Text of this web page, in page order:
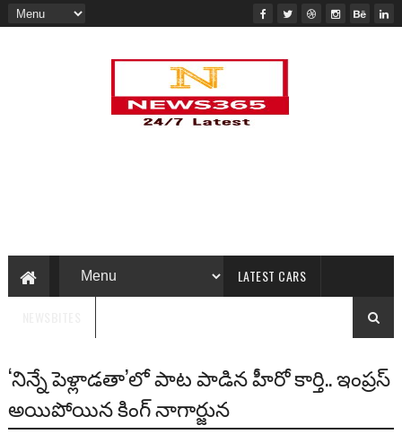
LATEST CARS
‘నిన్నే పెళ్లాడతా’లో పాట పాడిన హీరో కార్తి.. ఇంప్రస్
అయిపోయిన కింగ్ నాగార్జున